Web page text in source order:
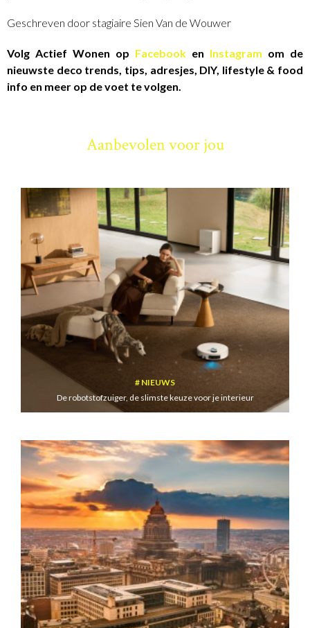
Geschreven door stagiaire Sien Van de Wouwer
Volg Actief Wonen op Facebook en Instagram om de
nieuwste deco trends, tips, adresjes, DIY, lifestyle & food
info en meer op de voet te volgen.
Aanbevolen voor jou
NIEUWS
De robotstofzuiger, de slimste keuze voor je interieur